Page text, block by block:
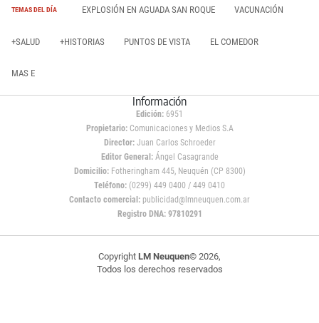
TEMAS DEL DÍA EXPLOSIÓN EN AGUADA SAN ROQUE VACUNACIÓN
+SALUD +HISTORIAS PUNTOS DE VISTA EL COMEDOR
MAS E
Información
Edición: 6951
Propietario:Comunicaciones y Medios S.A
Director: Juan Carlos Schroeder
Editor General:Ángel Casagrande
Domicilio:Fotheringham 445, Neuquén (CP 8300)
Teléfono: (0299) 449 0400 / 449 0410
Contacto comercial: publicidad@lmneuquen.com.ar
Registro DNA: 97810291
Copyright LM Neuquen© 2026,
Todos los derechos reservados